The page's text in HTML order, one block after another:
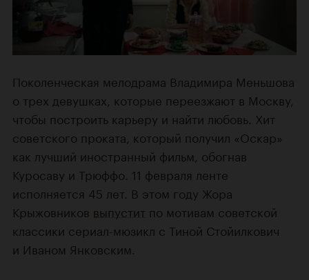
Поколенческая мелодрама Владимира Меньшова
о трех девушках, которые переезжают в Москву,
чтобы построить карьеру и найти любовь. Хит
советского проката, который получил «Оскар»
как лучший иностранный фильм, обогнав
Куросаву и Трюффо. 11 февраля ленте
исполняется 45 лет. В этом году Жора
Крыжовников выпустит по мотивам советской
классики сериал-мюзикл с Тиной Стойилкович
и Иваном Янковским.